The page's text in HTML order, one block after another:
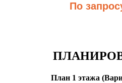
По
План 1 этажа